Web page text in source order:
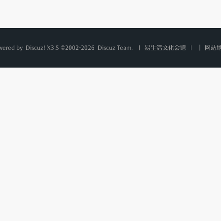
by Discuz! X3.5 ©2002-2026 Discuz Team. 易生活文化会馆 网站